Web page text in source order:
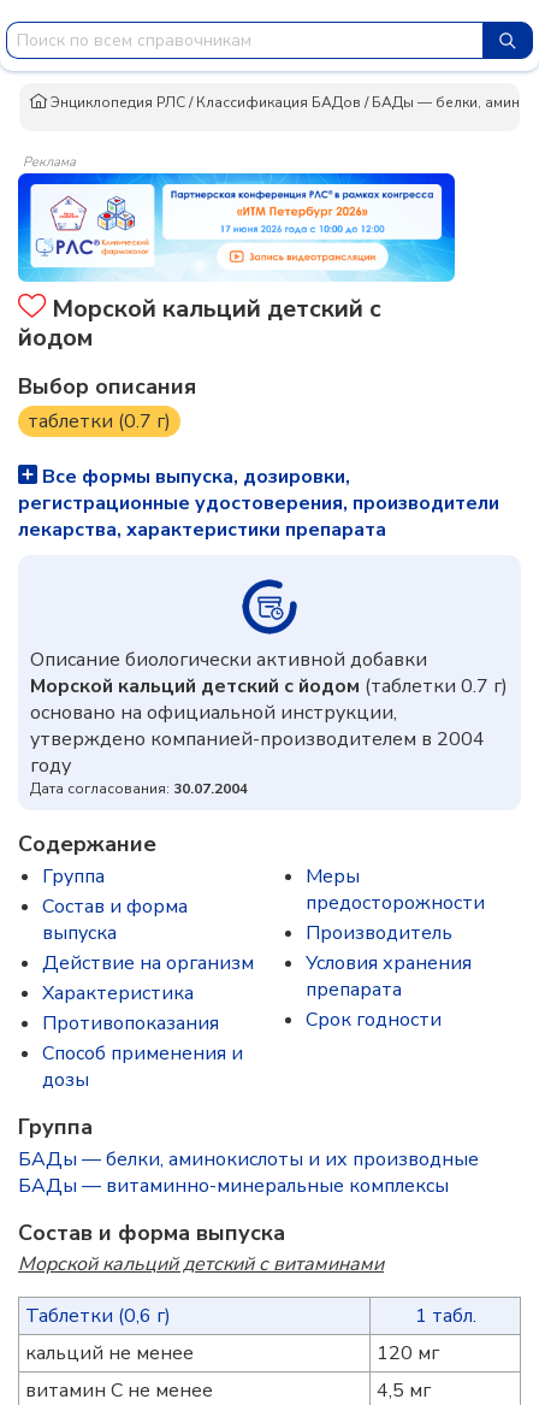
Энциклопедия РЛС/Классификация БАДов /БАДы — белки,
Реклама
Морской кальций детский с
йодом
Выбор описания
таблетки (0.7 г)
Все формы выпуска, дозировки,
регистрационные удостоверения, производители
лекарства, характеристики препарата
Описание биологически активной добавки
Морской кальций детский с йодом (таблетки 0.7 г)
основано на официальной инструкции,
утверждено компанией-производителем в 2004
году
Дата согласования: 30.07.2004
Содержание
Группа
Состав и форма
выпуска
Действие на организм
Характеристика
Противопоказания
Способ применения и
дозы
Меры
предосторожности
Производитель
Условия хранения
препарата
Срок годности
Группа
БАДы — белки, аминокислоты и их производные
БАДы — витаминно-минеральные комплексы
Состав и форма выпуска
Морской кальций детский с витаминами
Таблетки (0,6 г)
1 табл.
кальций не менее
120 мг
витамин С не менее
4,5 мг